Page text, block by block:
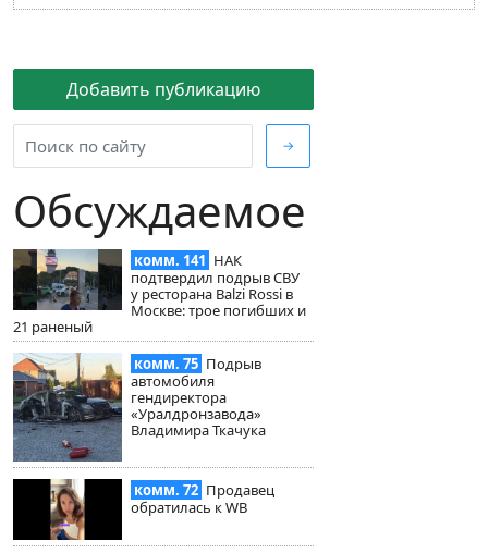
Добавить публикацию
→
Обсуждаемое
комм. 141 НАК
подтвердил подрыв СВУ
у ресторана Balzi Rossi в
Москве: трое погибших и
21 раненый
комм. 75 Подрыв
автомобиля
гендиректора
«Уралдронзавода»
Владимира Ткачука
комм. 72 Продавец
обратилась к WB